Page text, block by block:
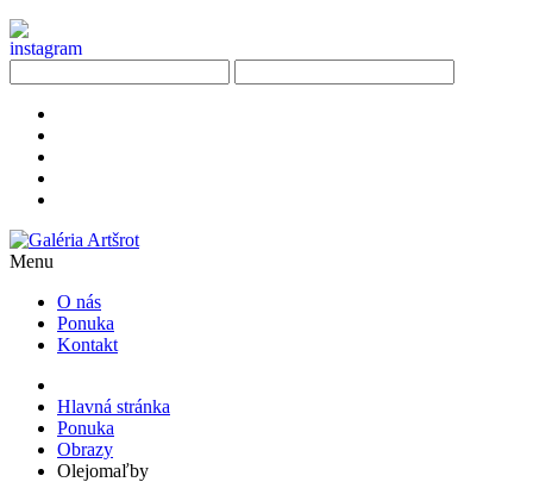
Menu
O nás
Ponuka
Kontakt
Hlavná stránka
Ponuka
Obrazy
Olejomaľby